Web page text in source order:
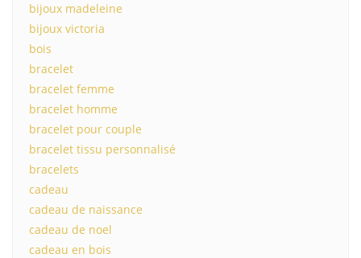
bijoux madeleine
bijoux victoria
bois
bracelet
bracelet femme
bracelet homme
bracelet pour couple
bracelet tissu personnalisé
bracelets
cadeau
cadeau de naissance
cadeau de noel
cadeau en bois